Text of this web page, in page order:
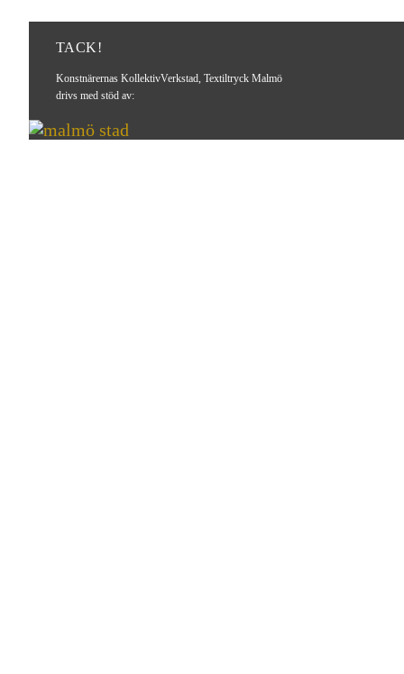
TACK!
Konstnärernas KollektivVerkstad, Textiltryck Malmö
drivs med stöd av: